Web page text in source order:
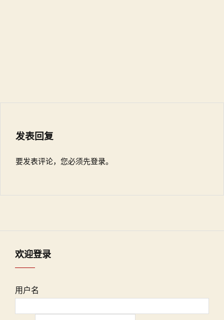
发表回复
要发表评论，您必须先登录。
欢迎登录
用户名